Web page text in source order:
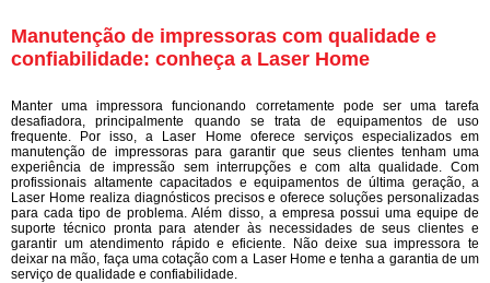
Manutenção de impressoras com qualidade e
confiabilidade: conheça a Laser Home
Manter uma impressora funcionando corretamente pode ser uma tarefa
desafiadora, principalmente quando se trata de equipamentos de uso
frequente. Por isso, a Laser Home oferece serviços especializados em
manutenção de impressoras para garantir que seus clientes tenham uma
experiência de impressão sem interrupções e com alta qualidade. Com
profissionais altamente capacitados e equipamentos de última geração, a
Laser Home realiza diagnósticos precisos e oferece soluções personalizadas
para cada tipo de problema. Além disso, a empresa possui uma equipe de
suporte técnico pronta para atender às necessidades de seus clientes e
garantir um atendimento rápido e eficiente. Não deixe sua impressora te
deixar na mão, faça uma cotação com a Laser Home e tenha a garantia de um
serviço de qualidade e confiabilidade.